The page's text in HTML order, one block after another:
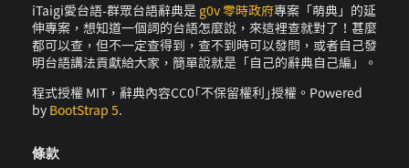
iTaigi愛台語-群眾台語辭典是 g0v 零時政府專案「萌典」的延
伸專案，想知道一個詞的台語怎麼說，來這裡查就對了！甚麼
都可以查，但不一定查得到，查不到時可以發問，或者自己發
明台語講法貢獻給大家，簡單說就是「自己的辭典自己編」。
程式授權 MIT，辭典內容CC0｢不保留權利｣授權。Powered
by BootStrap 5.
條款